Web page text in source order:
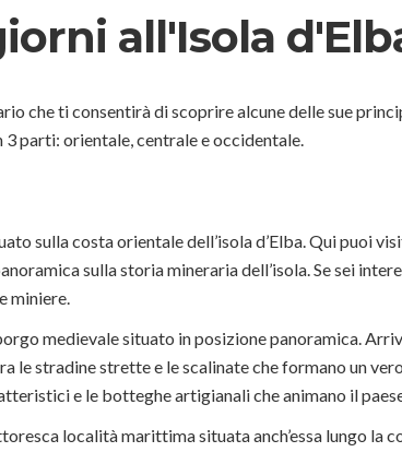
all'Isola
che ti consentirà di scoprire alcune delle sue
3 parti: orientale, centrale e occidentale.
sulla costa orientale dell’isola d’Elba. Qui puoi
sulla storia mineraria dell’isola. Se sei
miniere.
medievale situato in posizione panoramica.
le stradine strette e le scalinate che formano un
e le botteghe artigianali che animano il
località marittima situata anch’essa lungo la